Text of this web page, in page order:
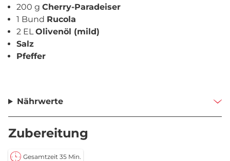
200 g Cherry-Paradeiser
1 Bund Rucola
2 ELOlivenöl (mild)
Salz
Pfeffer
Nährwerte
Zubereitung
Gesamtzeit 35 Min.